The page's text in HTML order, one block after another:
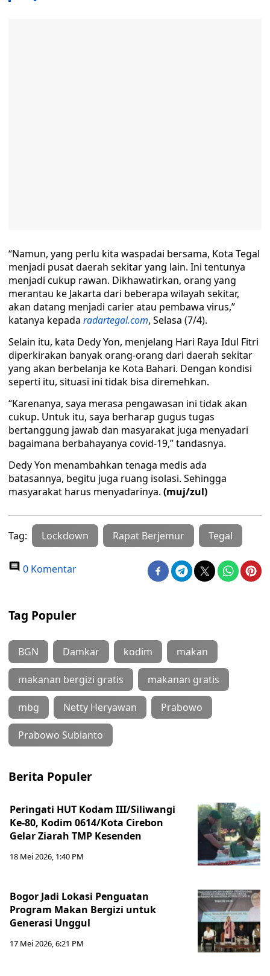
“Namun, yang perlu kita waspadai bersama, Kota Tegal
menjadi pusat daerah sekitar yang lain. Ini tentunya
menjadi cukup rawan. Dikhawatirkan, orang yang
merantau ke Jakarta dari beberapa wilayah sekitar,
akan datang menjadi carier atau pembawa virus,”
katanya kepada radartegal.com, Selasa (7/4).
Selain itu, kata Dedy Yon, menjelang Hari Raya Idul Fitri
diperkirakan banyak orang-orang dari daerah sekitar
yang akan berbelanja ke Kota Bahari. Dengan kondisi
seperti itu, situasi ini tidak bisa diremehkan.
“Karenanya, saya merasa pengawasan ini tidak akan
cukup. Untuk itu, saya berharap gugus tugas
bertanggung jawab dan masyarakat juga menyadari
bagaimana berbahayanya covid-19,” tandasnya.
Dedy Yon menambahkan tenaga medis ada
batasannya, begitu juga ruang isolasi. Sehingga
masyarakat harus menyadarinya. (muj/zul)
Tag: Lockdown Rapat Berjemur Tegal
0 Komentar
Tag Populer
BGN Damkar kodim makan
makanan bergizi gratis makanan gratis
mbg Netty Heryawan Prabowo
Prabowo Subianto
Berita Populer
Peringati HUT Kodam III/Siliwangi
Ke-80, Kodim 0614/Kota Cirebon
Gelar Ziarah TMP Kesenden
18 Mei 2026, 1:40 PM
Bogor Jadi Lokasi Penguatan
Program Makan Bergizi untuk
Generasi Unggul
17 Mei 2026, 6:21 PM